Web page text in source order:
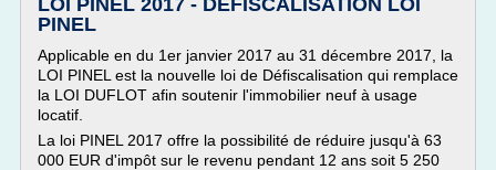
LOI PINEL 2017 - DEFISCALISATION LOI
PINEL
Applicable en du 1er janvier 2017 au 31 décembre 2017, la
LOI PINEL est la nouvelle loi de Défiscalisation qui remplace
la LOI DUFLOT afin soutenir l'immobilier neuf à usage
locatif.
La loi PINEL 2017 offre la possibilité de réduire jusqu'à 63
000 EUR d'impôt sur le revenu pendant 12 ans soit 5 250